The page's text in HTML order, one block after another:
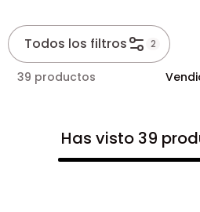
Todos los filtros 2
39 productos
Has visto 39